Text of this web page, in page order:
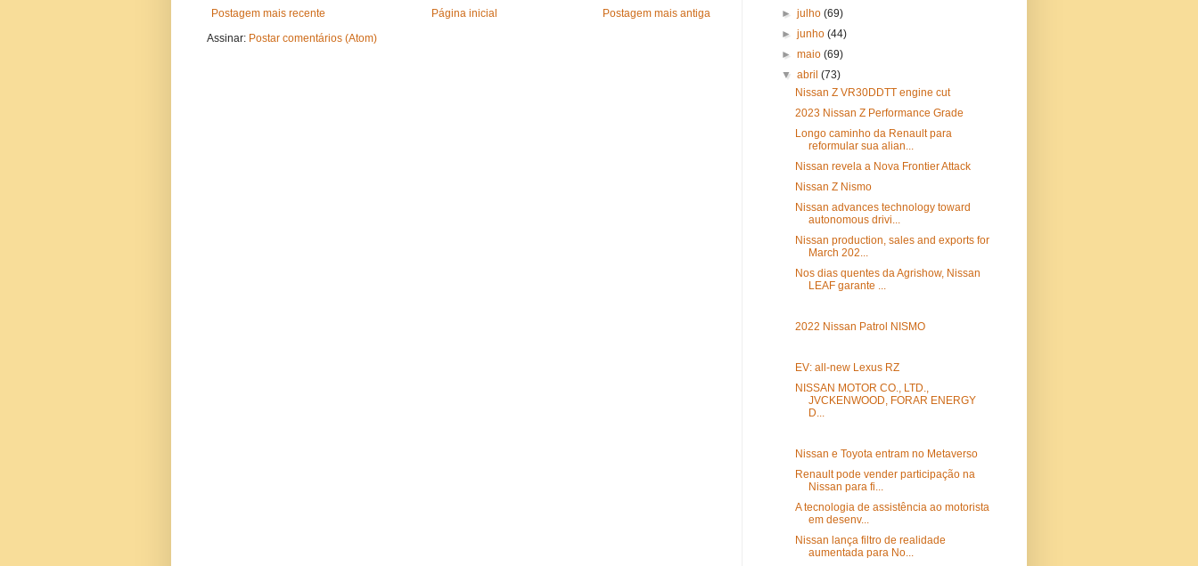
Postagem mais recente Postagem mais antiga
Página inicial
Assinar: Postar comentários (Atom)
►julho(69)
►junho(44)
►maio(69)
▼abril(73)
Nissan Z VR30DDTT engine cut
2023 Nissan Z Performance Grade
Longo caminho da Renault para
reformular sua alian...
Nissan revela a Nova Frontier Attack
Nissan Z Nismo
Nissan advances technology toward
autonomous drivi...
Nissan production, sales and exports for
March 202...
Nos dias quentes da Agrishow, Nissan
LEAF garante ...
2022 Nissan Patrol NISMO
EV: all-new Lexus RZ
NISSAN MOTOR CO., LTD.,
JVCKENWOOD, FORAR ENERGY
D...
Nissan e Toyota entram no Metaverso
Renault pode vender participação na
Nissan para fi...
A tecnologia de assistência ao motorista
em desenv...
Nissan lança filtro de realidade
aumentada para No...